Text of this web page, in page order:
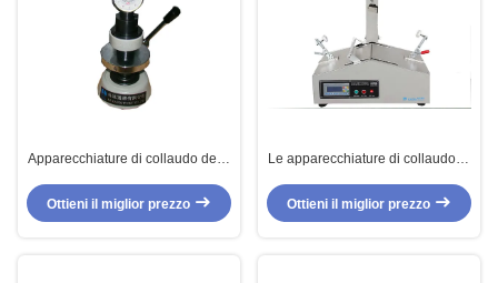
Apparecchiature di collaudo della
ISO438 elettrico 534
Ottieni il miglior prezzo
Le apparecchiature di collaudo di
prova di forza di adesione
dell'asse
Ottieni il miglior prezzo